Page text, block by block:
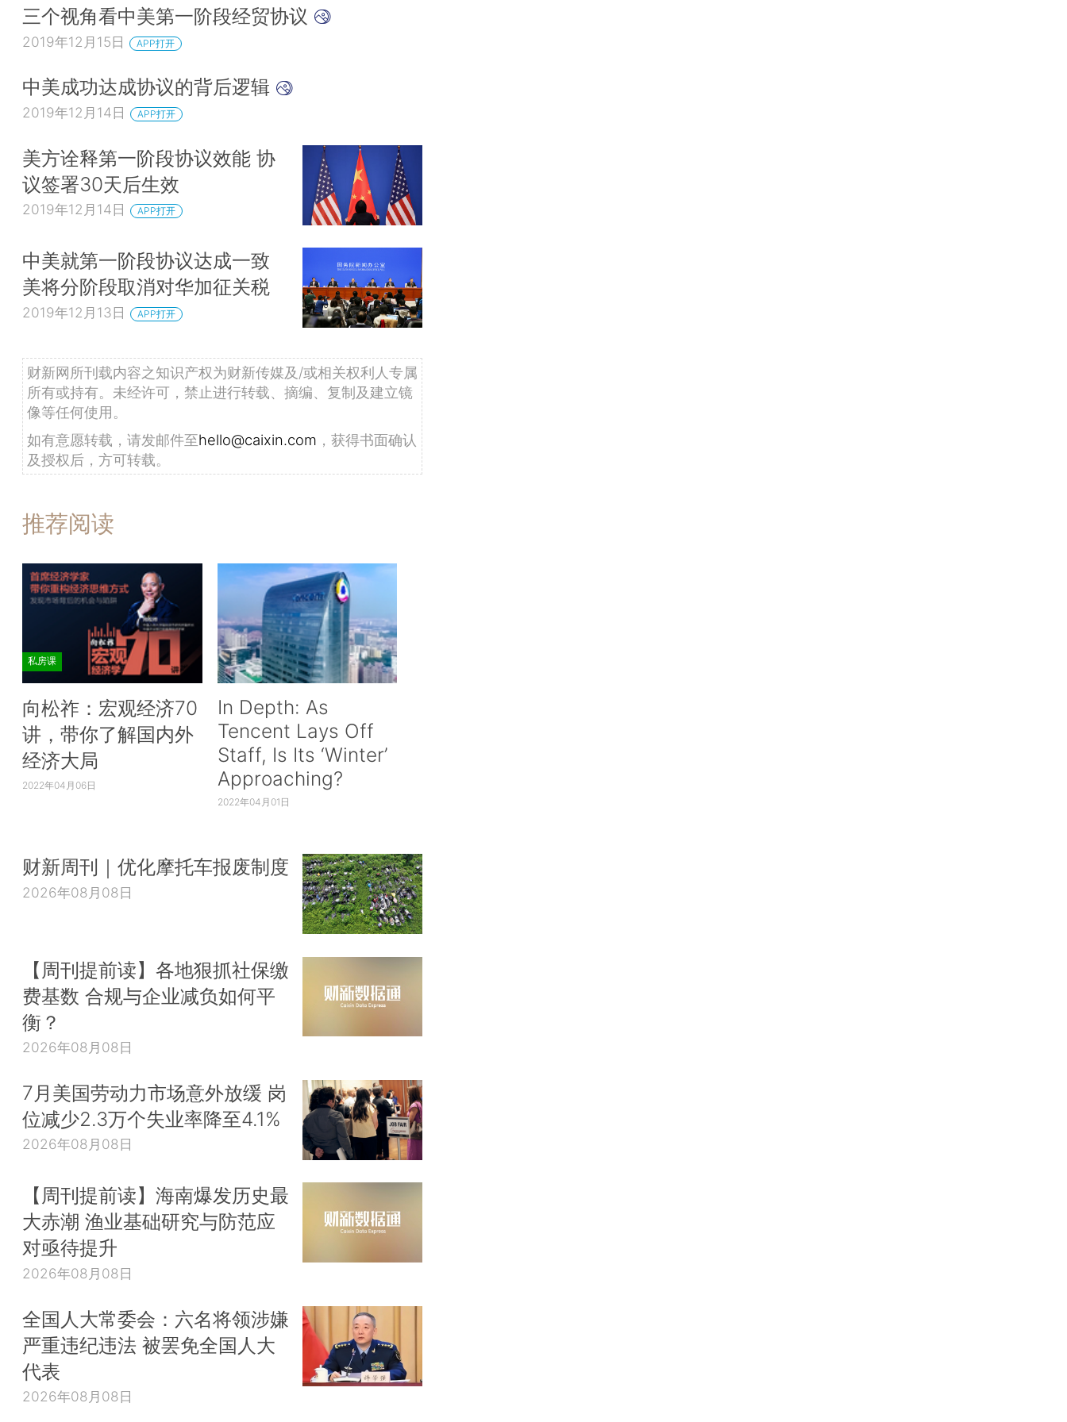
三个视角看中美第一阶段经贸协议
2019年12月15日 APP打开
中美成功达成协议的背后逻辑
2019年12月14日 APP打开
美方诠释第一阶段协议效能 协
议签署30天后生效
2019年12月14日 APP打开
中美就第一阶段协议达成一致
美将分阶段取消对华加征关税
2019年12月13日 APP打开
财新网所刊载内容之知识产权为财新传媒及/或相关权利人专属
所有或持有。未经许可，禁止进行转载、摘编、复制及建立镜
像等任何使用。
如有意愿转载，请发邮件至hello@caixin.com ，获得书面确认
及授权后，方可转载。
推荐阅读
私房课
向松祚：宏观经济70
讲，带你了解国内外
经济大局
2022年04月06日
In Depth: As
Tencent Lays Off
Staff, Is Its ‘Winter’
Approaching?
2022年04月01日
财新周刊｜优化摩托车报废制度
2026年08月08日
【周刊提前读】各地狠抓社保缴
费基数 合规与企业减负如何平
衡？
2026年08月08日
7月美国劳动力市场意外放缓 岗
位减少2.3万个失业率降至4.1%
2026年08月08日
【周刊提前读】海南爆发历史最
大赤潮 渔业基础研究与防范应
对亟待提升
2026年08月08日
全国人大常委会：六名将领涉嫌
严重违纪违法 被罢免全国人大
代表
2026年08月08日